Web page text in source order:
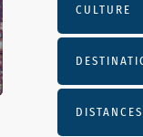
CULTURE